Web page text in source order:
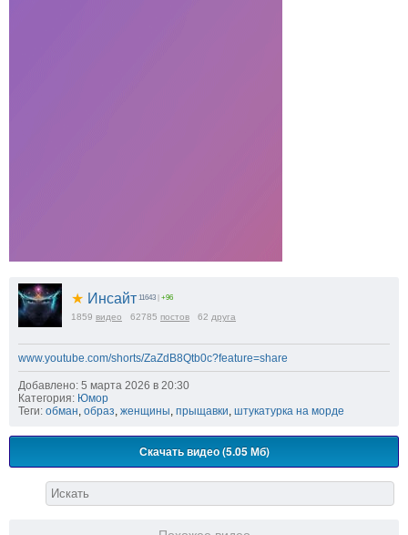
★ Инсайт 11643 | +96
1859 видео 62785 постов 62 друга
www.youtube.com/shorts/ZaZdB8Qtb0c?feature=share
Добавлено: 5 марта 2026 в 20:30
Категория: Юмор
Теги: обман образ женщины прыщавки штукатурка на морде
Скачать видео (5.05 Мб)